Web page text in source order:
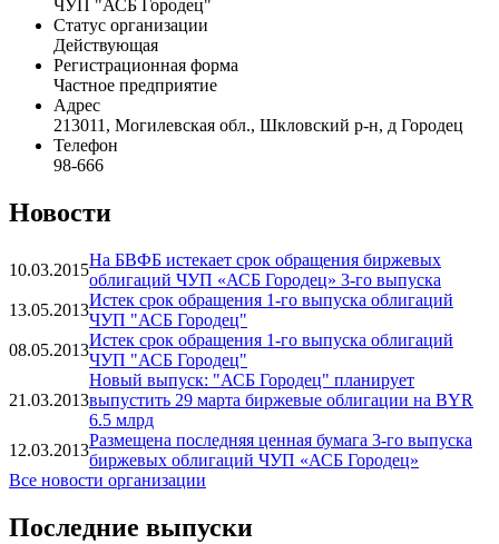
ЧУП "АСБ Городец"
Статус организации
Действующая
Регистрационная форма
Частное предприятие
Адрес
213011, Могилевская обл., Шкловский р-н, д Городец
Телефон
98-666
Новости
10.03.2015
На БВФБ истекает срок обращения биржевых
облигаций ЧУП «АСБ Городец» 3-го выпуска
13.05.2013
Истек срок обращения 1-го выпуска облигаций
ЧУП "АСБ Городец"
08.05.2013
Истек срок обращения 1-го выпуска облигаций
ЧУП "АСБ Городец"
21.03.2013
Новый выпуск: "АСБ Городец" планирует
выпустить 29 марта биржевые облигации на BYR
6.5 млрд
12.03.2013
Размещена последняя ценная бумага 3-го выпуска
биржевых облигаций ЧУП «АСБ Городец»
Все новости организации
Последние выпуски